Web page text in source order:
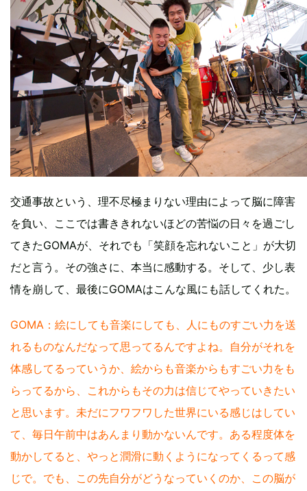
交通事故という、理不尽極まりない理由によって脳に障害
を負い、ここでは書ききれないほどの苦悩の日々を過ごし
てきたGOMAが、それでも「笑顔を忘れないこと」が大切
だと言う。その強さに、本当に感動する。そして、少し表
情を崩して、最後にGOMAはこんな風にも話してくれた。
GOMA：絵にしても音楽にしても、人にものすごい力を送
れるものなんだなって思ってるんですよね。自分がそれを
体感してるっていうか、絵からも音楽からもすごい力をも
らってるから、これからもその力は信じてやっていきたい
と思います。未だにフワフワした世界にいる感じはしてい
て、毎日午前中はあんまり動かないんです。ある程度体を
動かしてると、やっと潤滑に動くようになってくるって感
じで。でも、この先自分がどうなっていくのか、この脳が